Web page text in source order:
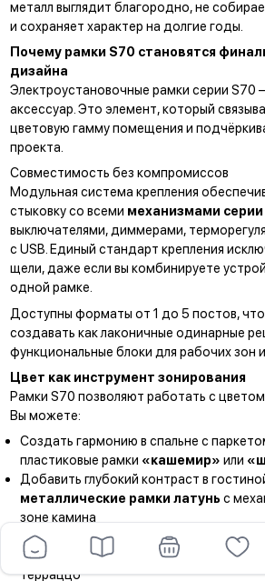
металл выглядит благородно, не
и сохраняет характер на долгие годы.
Почему рамки S70 становятся
дизайна
Электроустановочные рамки серии S70
аксессуар. Это элемент, который
цветовую гамму помещения и
проекта.
Совместимость без компромиссов
Модульная система крепления
стыковку со всеми механизмами серии
выключателями, диммерами,
с USB. Единый стандарт крепления
щели, даже если вы комбинируете
одной рамке.
Доступны форматы от 1 до 5 постов, что
создавать как лаконичные одинарные
функциональные блоки для рабочих зон
Цвет как инструмент зонирования
Рамки S70 позволяют работать с цветом
Вы можете:
Создать гармонию в спальне с
пластиковые рамки «кашемир» или
Добавить глубокий контраст в
металлические рамки латунь с
зоне камина
Создать утончённый переход в кухне:
«титан»
с механизмами платина на
терраццо